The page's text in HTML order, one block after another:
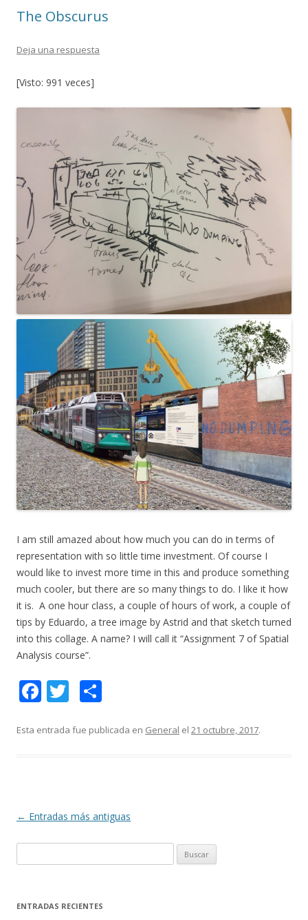
k r
The Obscurus
Deja una respuesta
[Visto: 991 veces]
I am still amazed about how much you can do in terms of
representation with so little time investment. Of course I
would like to invest more time in this and produce something
much cooler, but there are so many things to do. I like it how
it is. A one hour class, a couple of hours of work, a couple of
tips by Eduardo, a tree image by Astrid and that sketch turned
into this collage. A name? I will call it “Assignment 7 of Spatial
Analysis course”.
F
e
k
T
itt m
r
Esta entrada fue publicada en General el 21 octubre, 2017.
Navegación
← Entradas más antiguas
u
c
ENTRADAS RECIENTES